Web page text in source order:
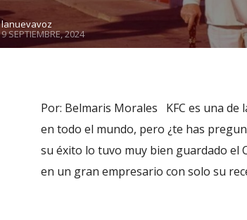
lanuevavoz
9 SEPTIEMBRE, 2024
Por: Belmaris Morales KFC es una de
en todo el mundo, pero ¿te has
su éxito lo tuvo muy bien guardado el
en un gran empresario con solo su